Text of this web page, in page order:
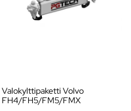
Valokylttipaketti Volvo
FH4/FH5/FM5/FMX